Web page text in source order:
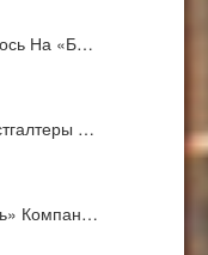
На «Б…
…
Компан…